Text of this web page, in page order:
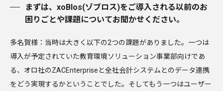
まずは、xoBlos(ゾブロス)をご導入される以前のお
困りごとや課題についてお聞かせください。
多名賀様：当時は大きく以下の2つの課題がありました。一つは
導入が予定されていた教育環境ソリューション事業部向けであ
る、オロ社のZACEnterpriseと全社会計システムとのデータ連携
をどう実現するかということでした。そしてもう一つはユーザー